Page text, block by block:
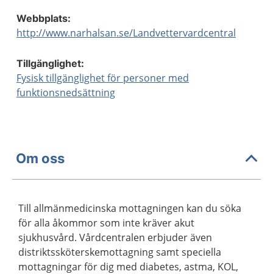
Webbplats:
http://www.narhalsan.se/Landvettervardcentral
Tillgänglighet:
Fysisk tillgänglighet för personer med
funktionsnedsättning
Om oss
Till allmänmedicinska mottagningen kan du söka
för alla åkommor som inte kräver akut
sjukhusvård. Vårdcentralen erbjuder även
distriktssköterskemottagning samt speciella
mottagningar för dig med diabetes, astma, KOL,